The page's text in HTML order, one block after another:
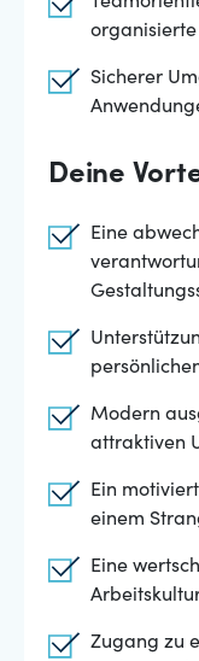
Sicherer
Deine
Eine
Modern
attraktiven
Ein
einem
Eine
Zugang zu